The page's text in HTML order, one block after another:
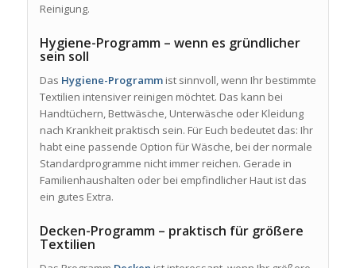
Reinigung.
Hygiene-Programm – wenn es gründlicher
sein soll
Das Hygiene-Programmist sinnvoll, wenn Ihr bestimmte
Textilien intensiver reinigen möchtet. Das kann bei
Handtüchern, Bettwäsche, Unterwäsche oder Kleidung
nach Krankheit praktisch sein. Für Euch bedeutet das: Ihr
habt eine passende Option für Wäsche, bei der normale
Standardprogramme nicht immer reichen. Gerade in
Familienhaushalten oder bei empfindlicher Haut ist das
ein gutes Extra.
Decken-Programm – praktisch für größere
Textilien